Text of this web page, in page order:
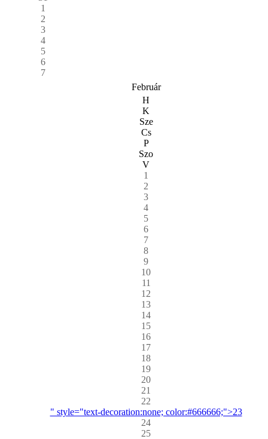
1
2
3
4
5
6
7
Február
H
K
Sze
Cs
P
Szo
V
1
2
3
4
5
6
7
8
9
10
11
12
13
14
15
16
17
18
19
20
21
22
" style="text-decoration:none; color:#666666;">23
24
25